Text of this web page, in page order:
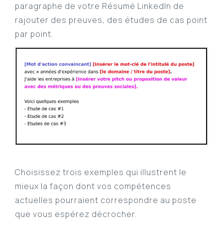
paragraphe de votre Résumé LinkedIn de
rajouter des preuves, des études de cas point
par point.
Choisissez trois exemples qui illustrent le
mieux la façon dont vos compétences
actuelles pourraient correspondre au poste
que vous espérez décrocher.